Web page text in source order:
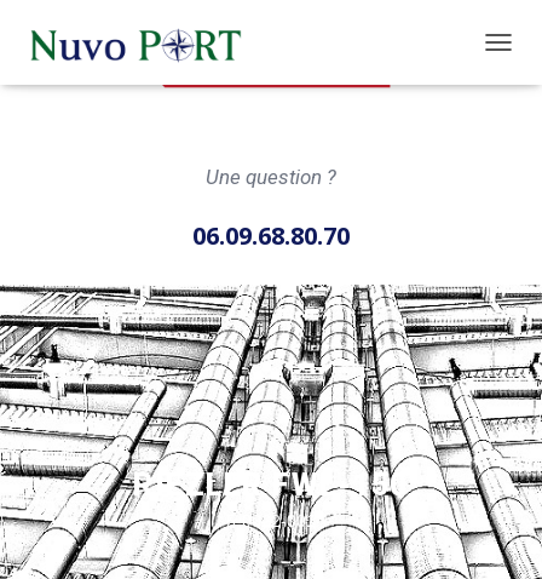
U
M
E
R
A
A
V
G
A
T
I
Une question ?
06.09.68.80.70
RIEZLER FWL-150
5-0022-001